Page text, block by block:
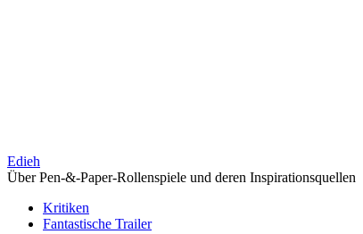
Edieh
Über Pen-&-Paper-Rollenspiele und deren Inspirationsquellen
Kritiken
Fantastische Trailer